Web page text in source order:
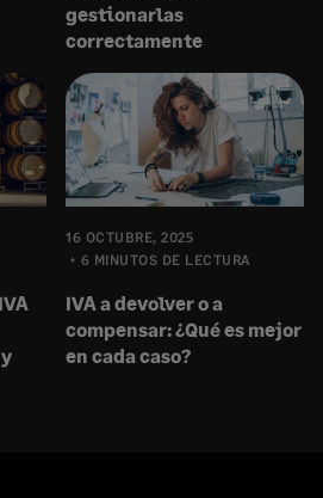
gestionarlas
correctamente
16 OCTUBRE, 2025
6 MINUTOS DE LECTURA
IVA a devolver o a
compensar: ¿Qué es mejor
en cada caso?